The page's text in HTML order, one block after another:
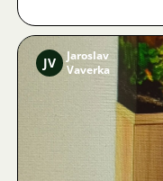
JV
Jaroslav
Vaverka